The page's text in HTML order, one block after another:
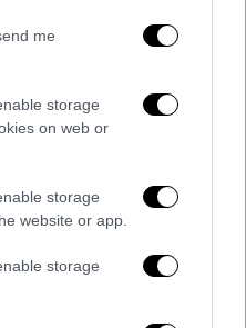
me
storage
on web or
storage
website or app.
storage
της εκστατικής
ο Κρέων, ο νέος
ό,τι μπορεί για ν'
του ικανότητες, τον
την
των
αυτό το γλέντι
τελετή που θα τον